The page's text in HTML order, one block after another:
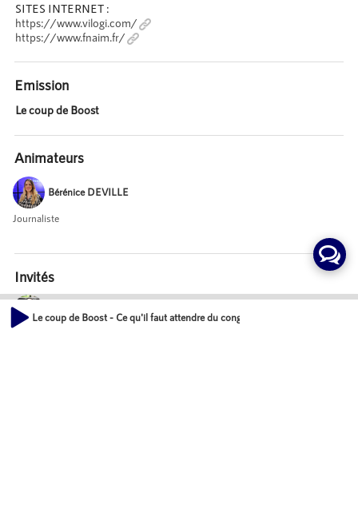
SITES INTERNET :
https://www.vilogi.com/
https://www.fnaim.fr/
Emission
Le coup de Boost
Animateurs
Bérénice DEVILLE
Journaliste
Invités
Samuel ESSAKA EKEDI
Le coup de Boost - Ce qu'il faut attendre du congrès FNAIM 2022